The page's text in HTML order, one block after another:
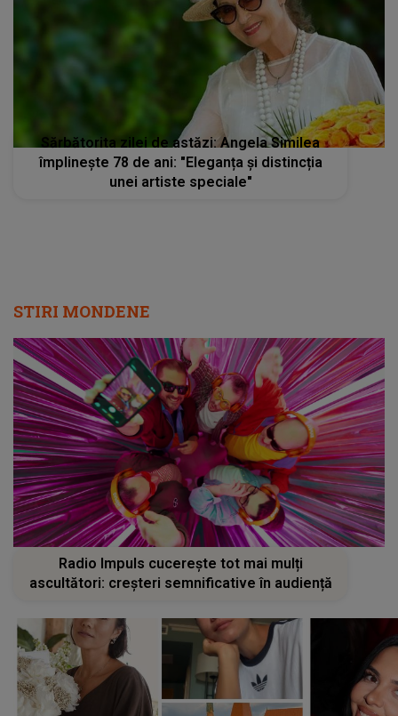
Sărbătorita zilei de astăzi: Angela Similea
împlinește 78 de ani: "Eleganța și distincția
unei artiste speciale"
STIRI MONDENE
Radio Impuls cucerește tot mai mulți
ascultători: creșteri semnificative în audiență